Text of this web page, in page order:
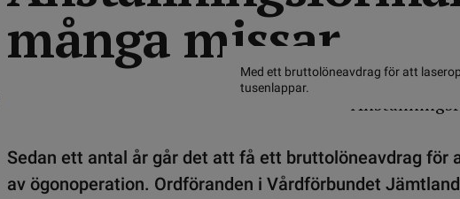
många missar
Med ett bruttolöneavdrag för att
tusenlappar.
Sedan ett antal år går det att få ett bruttolöneavdrag för
av ögonoperation. Ordföranden i Vårdförbundet